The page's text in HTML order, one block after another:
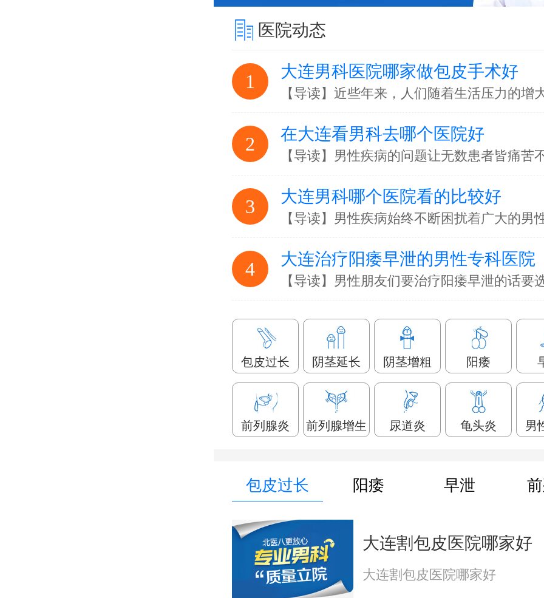
医院动态
1 大连男科医院哪家做包皮手术好
2 在大连看男科去哪个医院好
3 大连男科哪个医院看的比较好
4 大连治疗阳痿早泄的男性专科医院
包皮过长 阴茎延长 阴茎增粗 阳痿
前列腺炎 前列腺增生 尿道炎 龟头炎 男
包皮过长 阳痿 早泄
大连割包皮医院哪家好
大连割包皮医院哪家好